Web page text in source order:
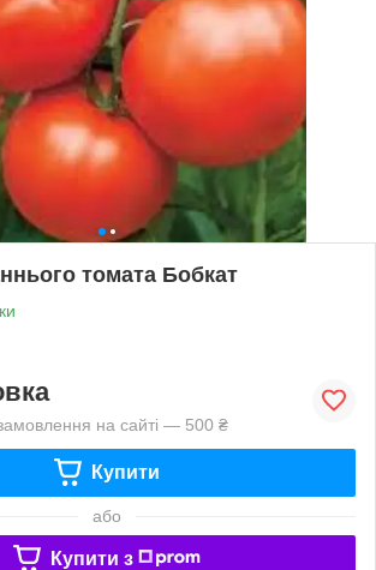
томата Бобкат
на сайті — 500 ₴
Купити
або
Купити з